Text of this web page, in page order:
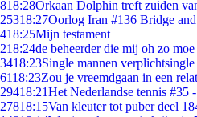
818:28Orkaan Dolphin treft zuiden
25318:27Oorlog Iran #136 Bridge
418:25Mijn testament
218:24de beheerder die mij oh zo moe
3418:23Single mannen verplichtsingle
6118:23Zou je vreemdgaan in een
29418:21Het Nederlandse tennis #35
27818:15Van kleuter tot puber deel